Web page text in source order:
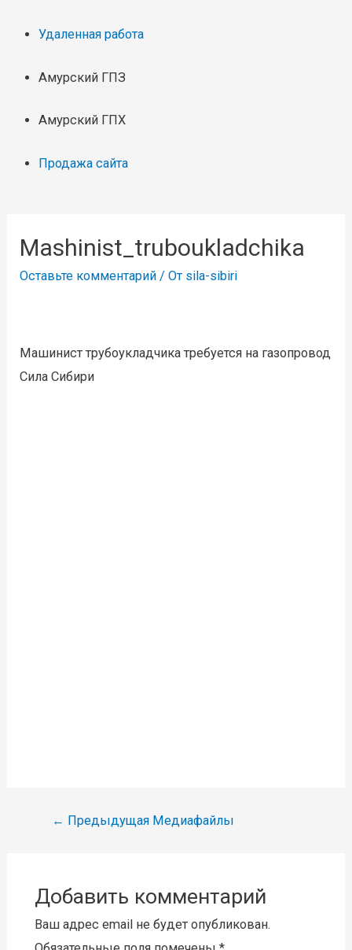
Удаленная работа
Амурский ГПЗ
Амурский ГПХ
Продажа сайта
Mashinist_truboukladchika
Оставьте комментарий / От sila-sibiri
Машинист трубоукладчика требуется на газопровод
Сила Сибири
Навигация
← Предыдущая Медиафайлы
Добавить комментарий
Ваш адрес email не будет опубликован.